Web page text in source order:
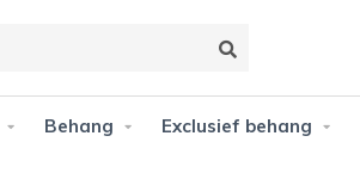
Behang Exclusief behang